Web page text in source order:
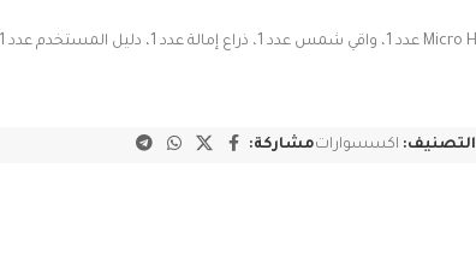
التصنيف: اكسسواراتمشاركة: